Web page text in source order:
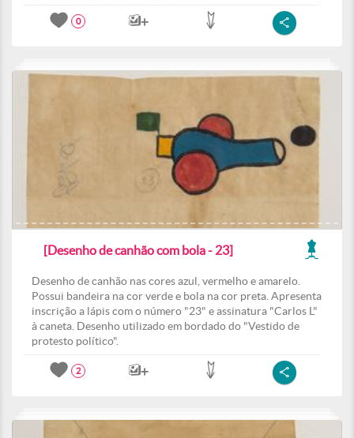
0
[Desenho de canhão com bola - 23]
Desenho de canhão nas cores azul, vermelho e amarelo.
Possui bandeira na cor verde e bola na cor preta. Apresenta
inscrição a lápis com o número "23" e assinatura "Carlos L"
à caneta. Desenho utilizado em bordado do "Vestido de
protesto político".
2